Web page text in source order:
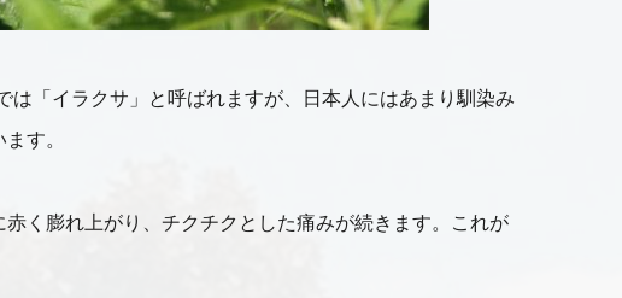
「イラクサ」と呼ばれますが、日本人にはあまり馴染み
す。
く膨れ上がり、チクチクとした痛みが続きます。これが